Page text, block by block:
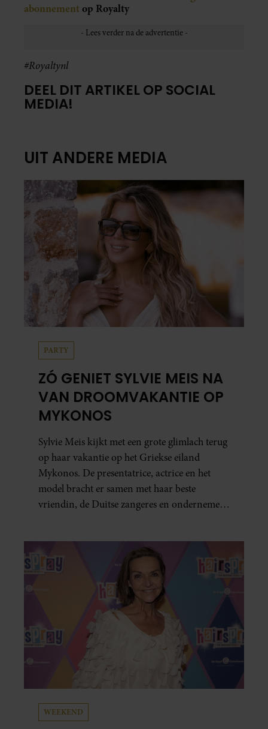
abonnement op Royalty
#Royaltynl
DEEL DIT ARTIKEL OP SOCIAL
MEDIA!
UIT ANDERE MEDIA
PARTY
ZÓ GENIET SYLVIE MEIS NA
VAN DROOMVAKANTIE OP
MYKONOS
Sylvie Meis kijkt met een grote glimlach terug
op haar vakantie op het Griekse eiland
Mykonos. De presentatrice, actrice en het
model bracht er samen met haar beste
vriendin, de Duitse zangeres en ondernemer
zonovergoten bestemming én vertelt ze hoe
bijzonder de reis voor haar is geweest.
WEEKEND